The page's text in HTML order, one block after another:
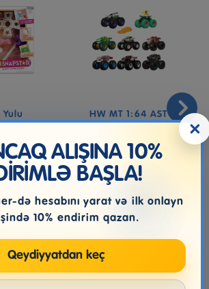
Studio,
HW MT 1:64 AST
28.99₼
×
ALIŞINA 10%
BAŞLA!
də hesabını yarat və ilk onlayn
10% endirim qazan.
Qeydiyyatdan keç